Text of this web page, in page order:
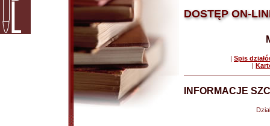
DOSTĘP ON-
| Spis
|
INFORMACJE